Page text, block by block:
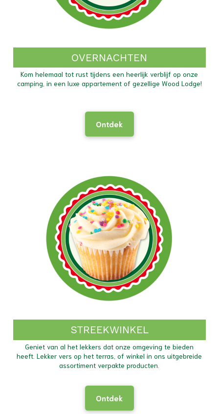
OVERNACHTEN
Kom helemaal tot rust tijdens een heerlijk verblijf op onze
camping, in een luxe appartement of gezellige Wood Lodge!
Ontdek
STREEKWINKEL
Geniet van al het lekkers dat onze omgeving te bieden
heeft. Lekker vers op het terras, of winkel in ons uitgebreide
assortiment verpakte producten.
Ontdek